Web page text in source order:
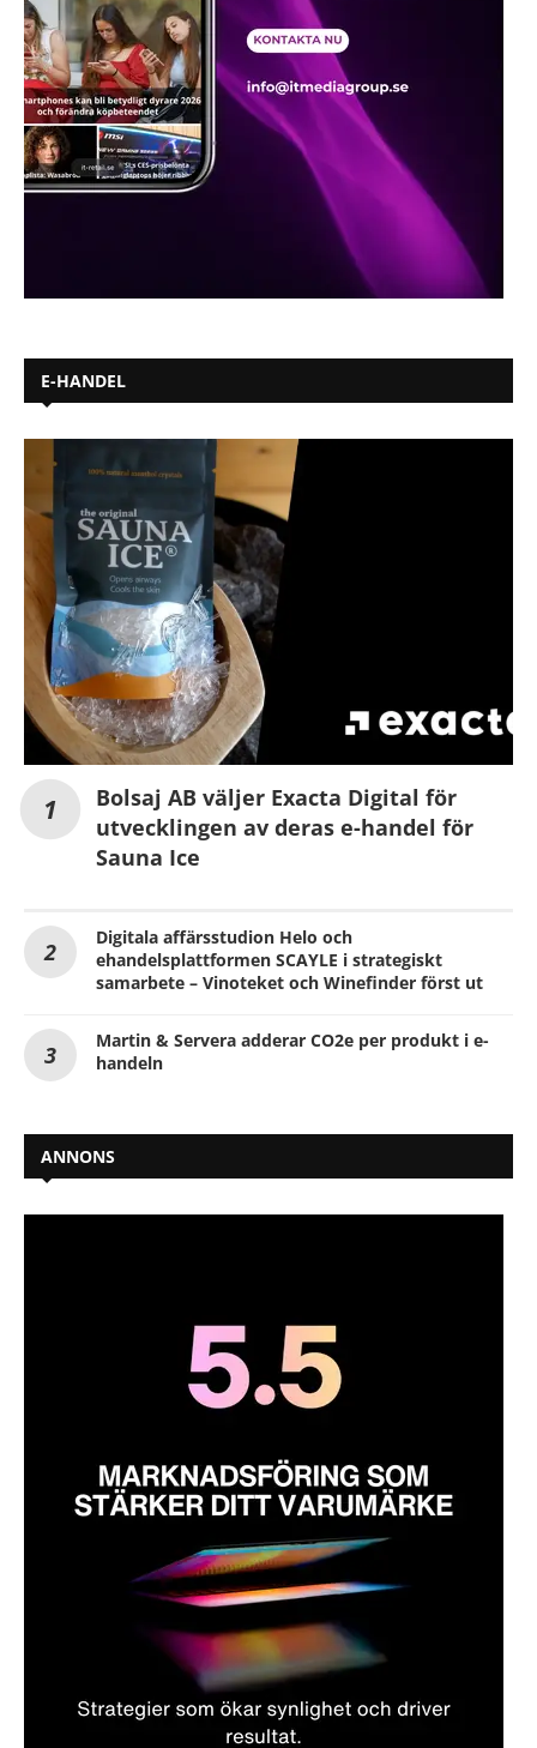
E-HANDEL
Bolsaj AB väljer Exacta Digital för
utvecklingen av deras e-handel för
Sauna Ice
Digitala affärsstudion Helo och
ehandelsplattformen SCAYLE i strategiskt
samarbete – Vinoteket och Winefinder först ut
Martin & Servera adderar CO2e per produkt i e-
handeln
ANNONS